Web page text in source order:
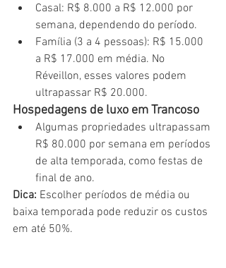
Casal: R$ 8.000 a R$ 12.000 por
semana, dependendo do período.
Família (3 a 4 pessoas): R$ 15.000
a R$ 17.000 em média. No
Réveillon, esses valores podem
ultrapassar R$ 20.000.
Hospedagens de luxo em Trancoso
Algumas propriedades ultrapassam
R$ 80.000 por semana em períodos
de alta temporada, como festas de
final de ano.
Dica: Escolher períodos de média ou
baixa temporada pode reduzir os custos
em até 50%.